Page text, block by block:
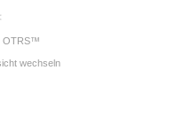
OTRS™
wechseln